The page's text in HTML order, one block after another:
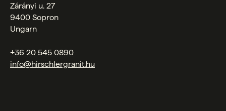
Zárányi u. 27
9400 Sopron
Ungarn
+36 20 545 0890
info@hirschlergranit.hu